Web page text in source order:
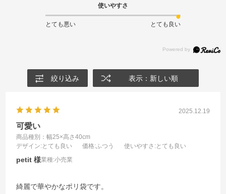
使いやすさ
とても悪い とても良い
絞り込み 表示：新しい順
2025.12.19
可愛い
商品種別：幅25×高さ40cm
デザイン:とても良い 価格:ふつう 使いやすさ :とても良い
petit 業種:小売業
綺麗で華やかなポリ袋です。